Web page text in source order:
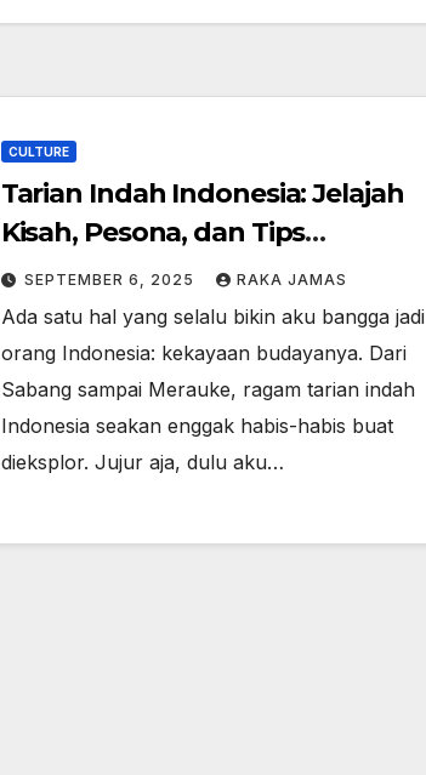
CULTURE
Tarian Indah Indonesia: Jelajah
Kisah, Pesona, dan Tips
Menikmatinya
SEPTEMBER 6, 2025 RAKA JAMAS
Ada satu hal yang selalu bikin aku bangga jadi
orang Indonesia: kekayaan budayanya. Dari
Sabang sampai Merauke, ragam tarian indah
Indonesia seakan enggak habis-habis buat
dieksplor. Jujur aja, dulu aku…